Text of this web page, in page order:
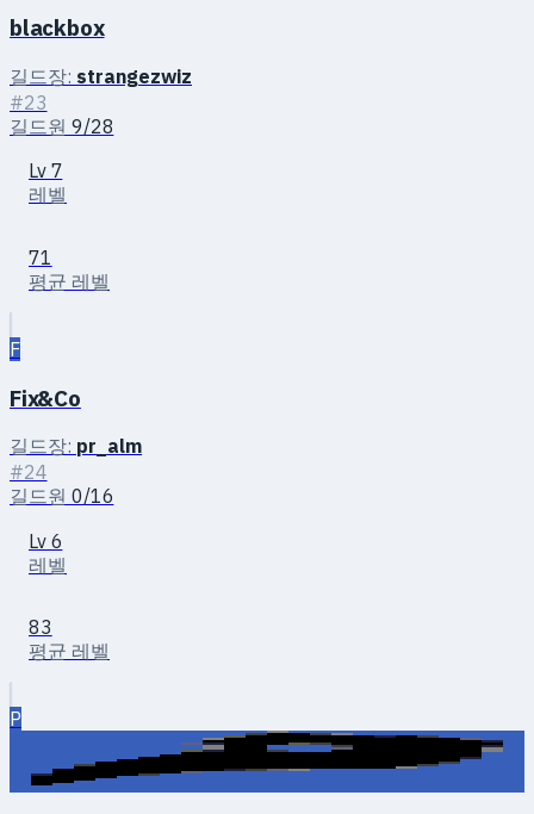
blackbox
길드장: strangezwiz
#23
길드원 9/28
Lv 7
레벨
71
평균 레벨
F
Fix&Co
길드장: pr_alm
#24
길드원 0/16
Lv 6
레벨
83
평균 레벨
P